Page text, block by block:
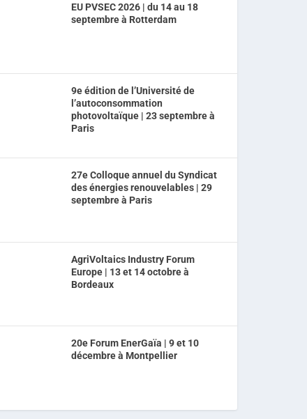
EU PVSEC 2026 | du 14 au 18
septembre à Rotterdam
9e édition de l’Université de
l’autoconsommation
photovoltaïque | 23 septembre à
Paris
27e Colloque annuel du Syndicat
des énergies renouvelables | 29
septembre à Paris
AgriVoltaics Industry Forum
Europe | 13 et 14 octobre à
Bordeaux
20e Forum EnerGaïa | 9 et 10
décembre à Montpellier